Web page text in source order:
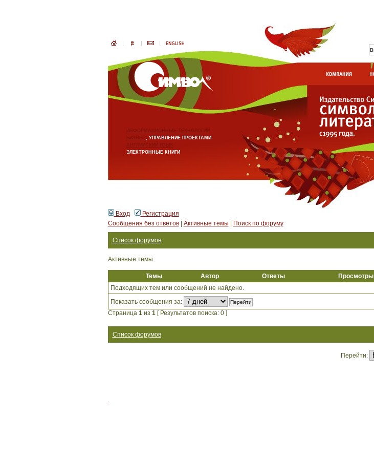
ИНФОРМАЦИОННЫЕ ТЕХНОЛОГИИ
БИЗНЕС, УПРАВЛЕНИЕ ПРОЕКТАМИ
АНГЛИЙСКИЙ ЯЗЫК
ЭЛЕКТРОННЫЕ КНИГИ
Вход
Регистрация
Сообщения без ответов| Активные темы Поиск по форуму
Список форумов
Активные темы
Темы Автор Ответы Просмотры
Подходящих тем или сообщений не найдено.
Показать сообщения за:
Страница 1из 1[ Результатов поиска: 0 ]
Список форумов
Перейти: